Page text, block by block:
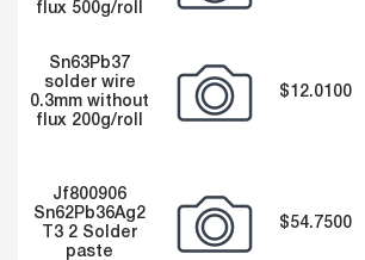
flux 500g/roll
Sn63Pb37
solder wire
0.3mm without
flux 200g/roll
$12.0100
Jf800906
Sn62Pb36Ag2
T3 2 Solder
paste
$54.7500